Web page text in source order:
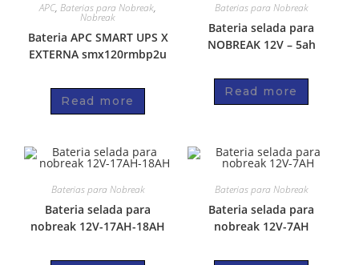
APC, Baterias para Nobreak,
Nobreak
Bateria APC SMART UPS X
EXTERNA smx120rmbp2u
Read more
Baterias para Nobreak
Bateria selada para
NOBREAK 12V – 5ah
Read more
Baterias para Nobreak
Bateria selada para
nobreak 12V-17AH-18AH
Baterias para Nobreak
Bateria selada para
nobreak 12V-7AH